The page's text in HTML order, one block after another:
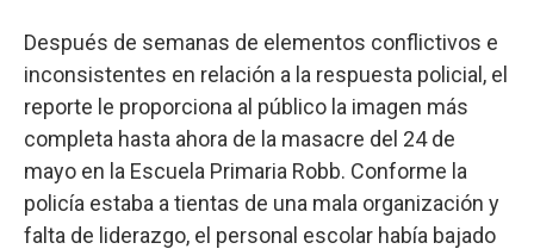
Después de semanas de elementos conflictivos e
inconsistentes en relación a la respuesta policial, el
reporte le proporciona al público la imagen más
completa hasta ahora de la masacre del 24 de
mayo en la Escuela Primaria Robb. Conforme la
policía estaba a tientas de una mala organización y
falta de liderazgo, el personal escolar había bajado